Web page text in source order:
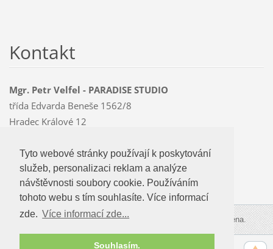
Tyto webové stránky používají k poskytování
služeb, personalizaci reklam a analýze
návštevnosti soubory cookie. Používáním
tohoto webu s tím souhlasíte.
Více informací zde...
Souhlasím.
Tyto webové stránky používají k poskytování
služeb, personalizaci reklam a analýze
návštěvnosti soubory cookie. Používáním
tohoto webu s tím souhlasíte. Více informací
zde. Více informací zde...
Souhlasím.
Kontakt
Mgr. Petr Velfel - PARADISE STUDIO
třída Edvarda Beneše 1562/8
Hradec Králové 12
Mobil: 603 478 763
paradise@czMEDIA.eu
© 2009-2026 PARADISE STUDIO. Všechna práva vyhrazena.